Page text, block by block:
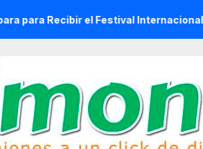
el Festival Internacional de la